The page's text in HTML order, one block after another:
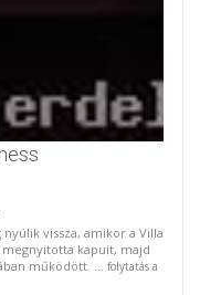
nyúlik vissza, amikor a Villa
kapuit, majd
működött. ... folytatás a